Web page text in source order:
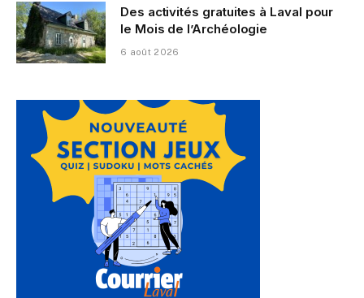
Des activités gratuites à Laval pour
le Mois de l’Archéologie
6 août 2026